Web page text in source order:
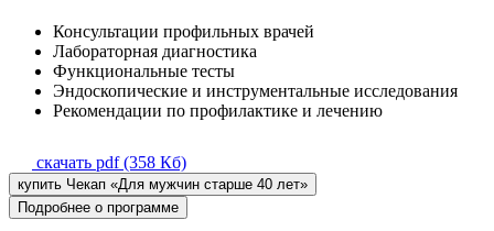
Консультации профильных врачей
Лабораторная диагностика
Функциональные тесты
Эндоскопические и инструментальные исследования
Рекомендации по профилактике и лечению
скачать pdf (358 Кб)
купить Чекап «Для мужчин старше 40 лет»
Подробнее о программе